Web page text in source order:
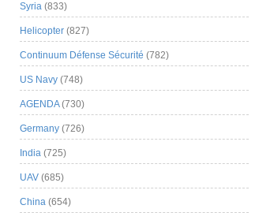
Syria (833)
Helicopter (827)
Continuum Défense Sécurité (782)
US Navy (748)
AGENDA(730)
Germany (726)
India (725)
UAV (685)
China (654)